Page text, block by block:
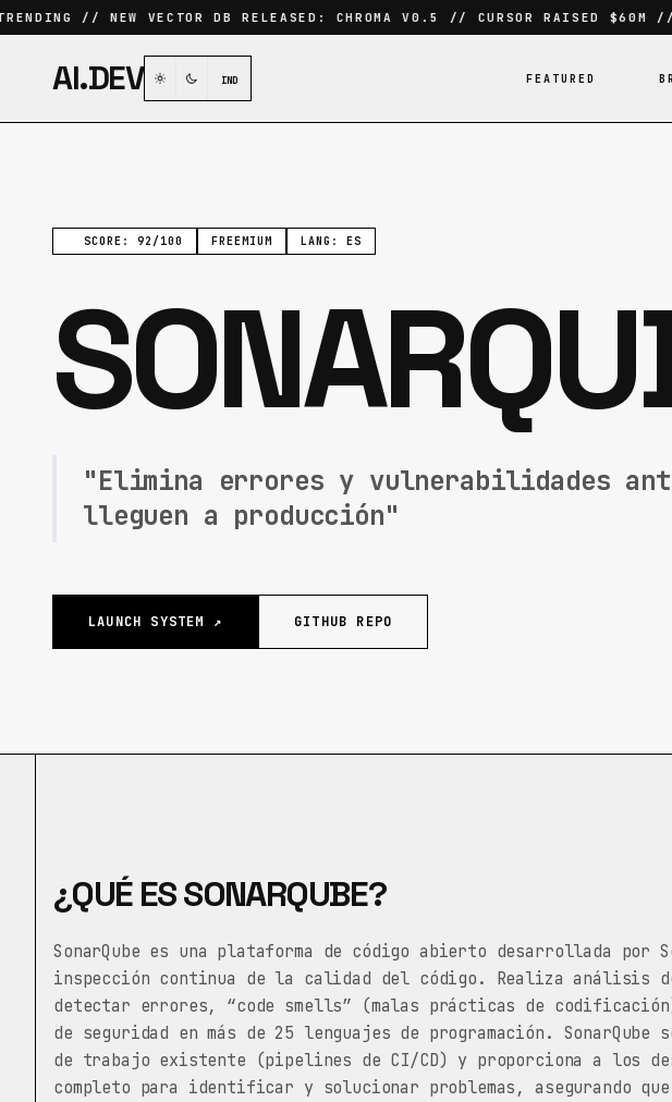
// NEW VECTOR DB RELEASED: CHROMA V0.5 // CURSOR RAISED $60M
AI.DEV IND FEATURED
SCORE: 92/100 FREEMIUM LANG: ES
"Elimina errores y vulnerabilidades
lleguen a producción"
LAUNCH SYSTEM ↗ GITHUB REPO
¿QUÉ ES SONARQUBE?
SonarQube es una plataforma de código abierto desarrollada por
inspección continua de la calidad del código. Realiza análisis
detectar errores, “code smells” (malas prácticas de
de seguridad en más de 25 lenguajes de programación.
de trabajo existente (pipelines de CI/CD) y proporciona a los
completo para identificar y solucionar problemas, asegurando